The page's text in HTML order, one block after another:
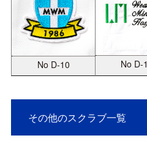
No D-10 No D-
その他のスクラブ一覧